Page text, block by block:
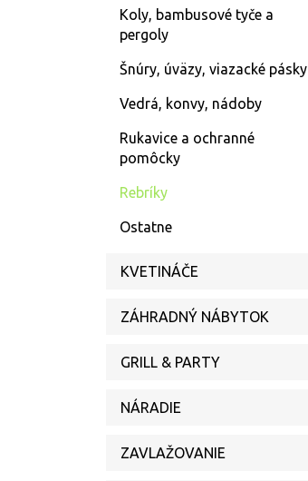
Koly, bambusové tyče a
pergoly
Šnúry, úväzy, viazacké pásky
Vedrá, konvy, nádoby
Rukavice a ochranné
pomôcky
Rebríky
Ostatne
KVETINÁČE
ZÁHRADNÝ NÁBYTOK
GRILL & PARTY
NÁRADIE
ZAVLAŽOVANIE